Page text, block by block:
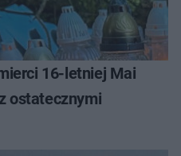
16-letniej Mai
ostatecznymi